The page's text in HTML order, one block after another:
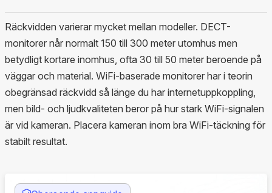
Räckvidden varierar mycket mellan modeller. DECT-
monitorer når normalt 150 till 300 meter utomhus men
betydligt kortare inomhus, ofta 30 till 50 meter beroende på
väggar och material. WiFi-baserade monitorer har i teorin
obegränsad räckvidd så länge du har internetuppkoppling,
men bild- och ljudkvaliteten beror på hur stark WiFi-signalen
är vid kameran. Placera kameran inom bra WiFi-täckning för
stabilt resultat.